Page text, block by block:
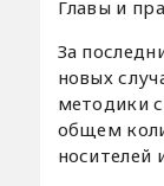
Главы и
За
новых
методики
общем
носителей